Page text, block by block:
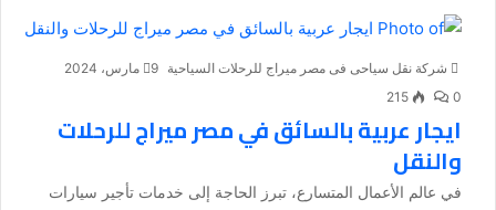
شركة نقل سياحى فى مصر ميراج للرحلات السياحية 9 مارس، 2024
0
215
ايجار عربية بالسائق في مصر ميراج للرحلات
والنقل
في عالم الأعمال المتسارع، تبرز الحاجة إلى خدمات تأجير سيارات